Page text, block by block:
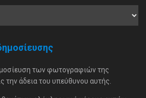
των φωτογραφιών της
την άδεια του υπεύθυνου αυτής.